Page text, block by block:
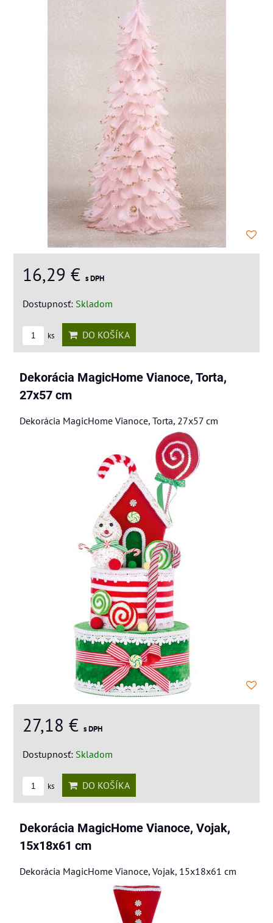
16,29 € s DPH
Dostupnosť: Skladom
ks DO KOŠÍKA
Dekorácia MagicHome Vianoce, Torta,
27x57 cm
Dekorácia MagicHome Vianoce, Torta, 27x57 cm
27,18 € s DPH
Dostupnosť: Skladom
ks DO KOŠÍKA
Dekorácia MagicHome Vianoce, Vojak,
15x18x61 cm
Dekorácia MagicHome Vianoce, Vojak, 15x18x61 cm